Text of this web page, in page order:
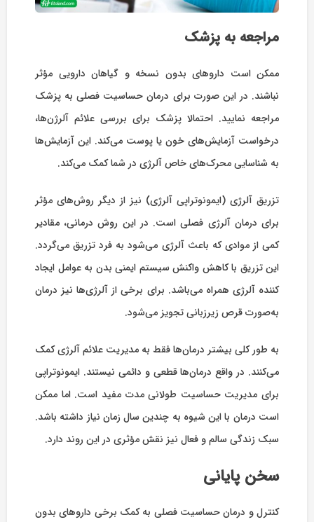
مراجعه به پزشک
ممکن است داروهای بدون نسخه و گیاهان دارویی مؤثر
نباشند. در این صورت برای درمان حساسیت فصلی به پزشک
مراجعه نمایید. احتمالا پزشک برای بررسی علائم آلرژن‌ها،
درخواست آزمایش‌های خون یا پوست می‌کند. این آزمایش‌ها
به شناسایی محرک‌های خاص آلرژی در شما کمک می‌کند.
تزریق آلرژی (ایمونوتراپی آلرژی) نیز از دیگر روش‌های مؤثر
برای درمان آلرژی فصلی است. در این روش درمانی، مقادیر
کمی از موادی که باعث آلرژی می‌شود به فرد تزریق می‌گردد.
این تزریق‌ با کاهش واکنش سیستم ایمنی بدن به عوامل ایجاد
کننده آلرژی همراه می‌باشد. برای برخی از آلرژی‌‌ها نیز درمان
به‌صورت قرص زیرزبانی تجویز می‌شود.
به طور کلی بیشتر درمان‌‌ها فقط به مدیریت علائم آلرژی کمک
می‌کنند. در واقع درمان‌ها قطعی و دائمی نیستند. ایمونوتراپی
برای مدیریت حساسیت طولانی مدت مفید است. اما ممکن
است درمان با این شیوه به چندین سال زمان نیاز داشته باشد.
سبک زندگی سالم و فعال نیز نقش مؤثری در این روند دارد.
سخن پایانی
کنترل و درمان حساسیت فصلی به کمک برخی داروهای بدون